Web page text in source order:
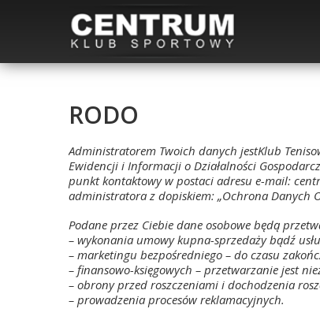
RODO
Administratorem Twoich danych jestKlub
Ewidencji i Informacji o Działalności
punkt kontaktowy w postaci adresu e-mail:
administratora z dopiskiem: „Ochrona Danych
Podane przez Ciebie dane osobowe będą
– wykonania umowy kupna-sprzedaży bądź
– marketingu bezpośredniego – do czasu
– finansowo-księgowych – przetwarzanie jest
– obrony przed roszczeniami i dochodzenia
– prowadzenia procesów reklamacyjnych.